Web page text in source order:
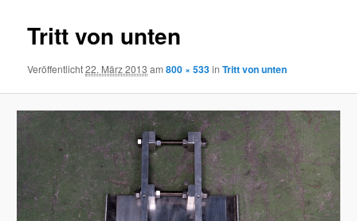
Tritt von unten
Veröffentlicht22. März 2013 am800 × 533inTritt von unten